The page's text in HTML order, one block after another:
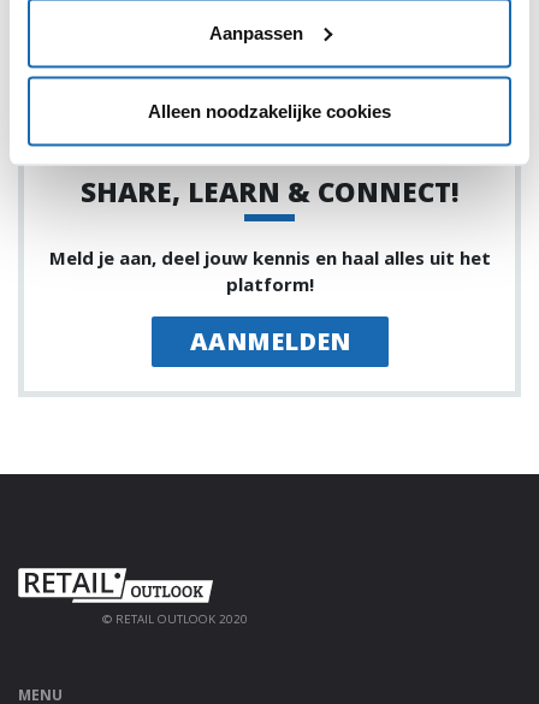
Aanpassen
Alleen noodzakelijke cookies
1
SHARE, LEARN & CONNECT!
Meld je aan, deel jouw kennis en haal alles uit het
platform!
AANMELDEN
© RETAIL OUTLOOK 2020
MENU